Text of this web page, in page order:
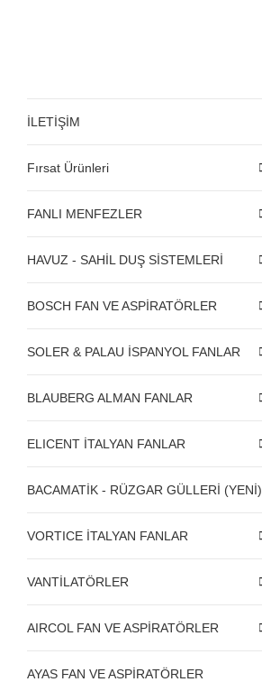
İLETİŞİM
Fırsat Ürünleri
FANLI MENFEZLER
HAVUZ - SAHİL DUŞ SİSTEMLERİ
BOSCH FAN VE ASPİRATÖRLER
SOLER & PALAU İSPANYOL FANLAR
BLAUBERG ALMAN FANLAR
ELICENT İTALYAN FANLAR
BACAMATİK - RÜZGAR GÜLLERİ (YENİ)
VORTICE İTALYAN FANLAR
VANTİLATÖRLER
AIRCOL FAN VE ASPİRATÖRLER
AYAS FAN VE ASPİRATÖRLER